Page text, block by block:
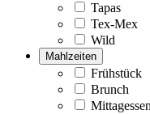
Tapas
Tex-Mex
Wild
Mahlzeiten
Frühstück
Brunch
Mittagessen